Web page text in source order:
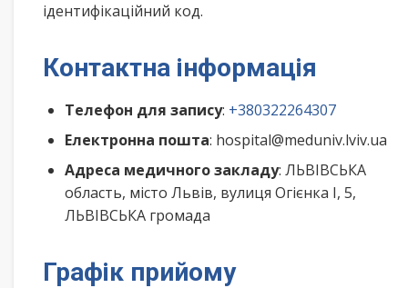
ідентифікаційний код.
Контактна інформація
Телефон для запису: +380322264307
Електронна пошта: hospital@meduniv.lviv.ua
Адреса медичного закладу: ЛЬВІВСЬКА
область, місто Львів, вулиця Огієнка І, 5,
ЛЬВІВСЬКА громада
Графік прийому